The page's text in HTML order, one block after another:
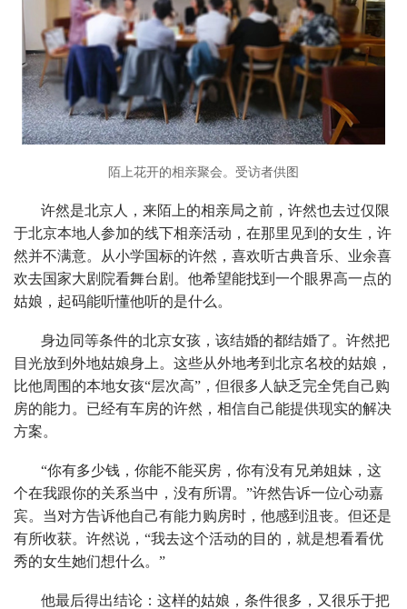
陌上花开的相亲聚会。受访者供图
许然是北京人，来陌上的相亲局之前，许然也去过仅限
于北京本地人参加的线下相亲活动，在那里见到的女生，许
然并不满意。从小学国标的许然，喜欢听古典音乐、业余喜
欢去国家大剧院看舞台剧。他希望能找到一个眼界高一点的
姑娘，起码能听懂他听的是什么。
身边同等条件的北京女孩，该结婚的都结婚了。许然把
目光放到外地姑娘身上。这些从外地考到北京名校的姑娘，
比他周围的本地女孩“层次高”，但很多人缺乏完全凭自己购
房的能力。已经有车房的许然，相信自己能提供现实的解决
方案。
“你有多少钱，你能不能买房，你有没有兄弟姐妹，这
个在我跟你的关系当中，没有所谓。”许然告诉一位心动嘉
宾。当对方告诉他自己有能力购房时，他感到沮丧。但还是
有所收获。许然说，“我去这个活动的目的，就是想看看优
秀的女生她们想什么。”
他最后得出结论：这样的姑娘，条件很多，又很乐于把